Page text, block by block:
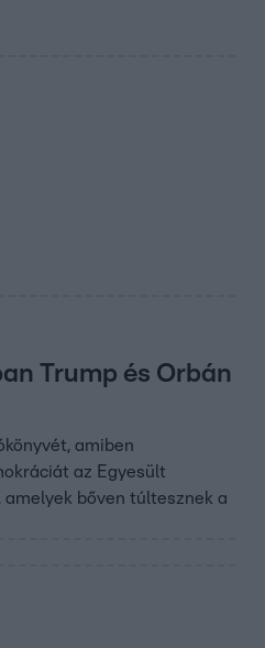
Trump és Orbán
amiben
az Egyesült
amelyek bőven túltesznek a